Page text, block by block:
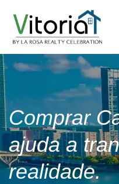
Comprar
ajuda a
realidade.